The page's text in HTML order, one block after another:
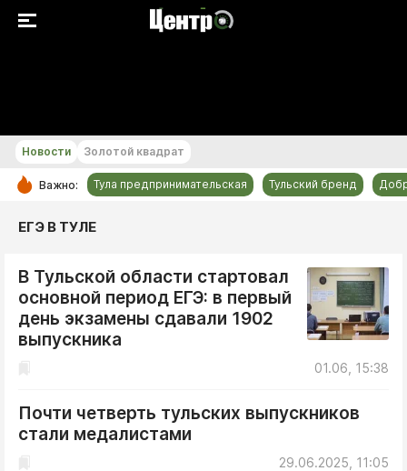
РУБРИКИ
Культура
Происшествия
Спорт
ДоброЦентр
Голодный шпион
Новости Золотой квадрат
Важно: Тула предпринимательская Тульский бренд
ЕГЭ В ТУЛЕ
В Тульской области стартовал
основной период ЕГЭ: в первый
день экзамены сдавали 1902
выпускника
01.06, 15:38
Почти четверть тульских выпускников
стали медалистами
29.06.2025, 11:05